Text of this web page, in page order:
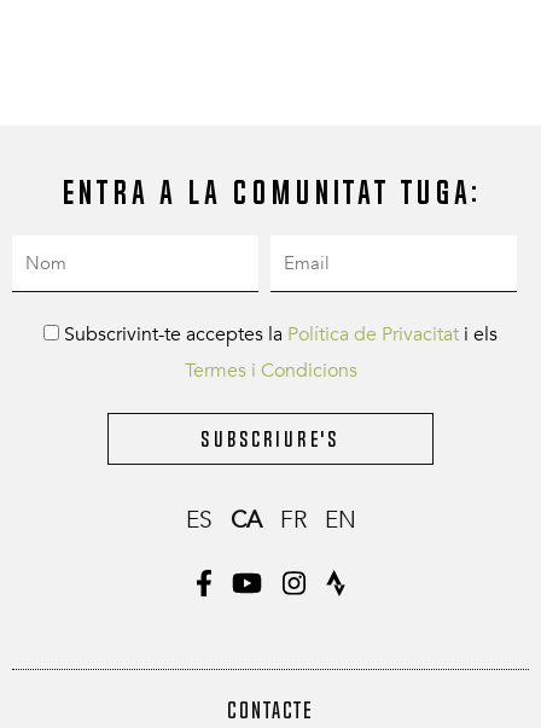
Entra a la comunitat Tuga:
Subscrivint-te acceptes la Política de Privacitat i els
Termes i Condicions
Subscriure's
ES CA FR EN
CONTACTE